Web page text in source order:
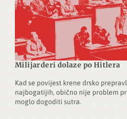
Milijarderi dolaze po Hitlera
Kad se povijest krene drsko
najbogatijih, obično nije problem
moglo dogoditi sutra.